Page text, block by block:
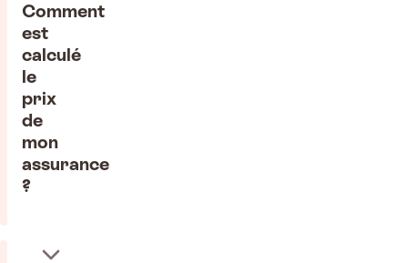
Comment
est
calculé
le
prix
de
mon
assurance
?